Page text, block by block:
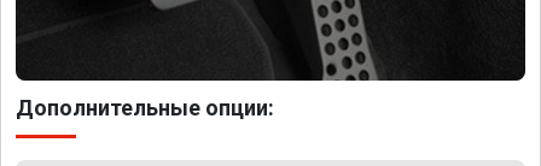
Дополнительные опции: